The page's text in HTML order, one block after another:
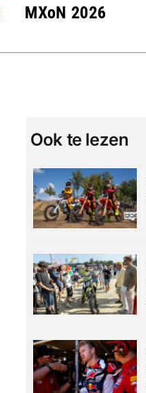
MXoN 2026
Ook te lezen